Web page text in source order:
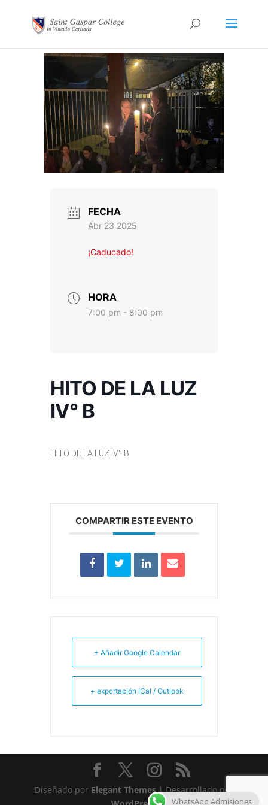
FECHA
Abr 23 2025
¡Caducado!
HORA
7:00 pm - 8:00 pm
HITO DE LA LUZ
IV° B
HITO DE LA LUZ IV° B
COMPARTIR ESTE EVENTO
+ Añadir Google Calendar
+ exportación iCal / Outlook
Diseñado por Elegant Themes| Desarrollado por
WhatsApp Admisiones